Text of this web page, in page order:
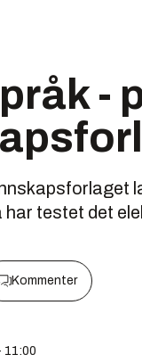
-
har testet det
Kommenter
11:00